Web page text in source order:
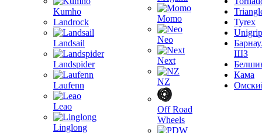
Kumho
Landrock
Landsail
Landspider
Laufenn
Leao
Linglong
Momo
Neo
Next
NZ
Off Road
Wheels
Tyrex
Unigrip
ШЗ
Кама